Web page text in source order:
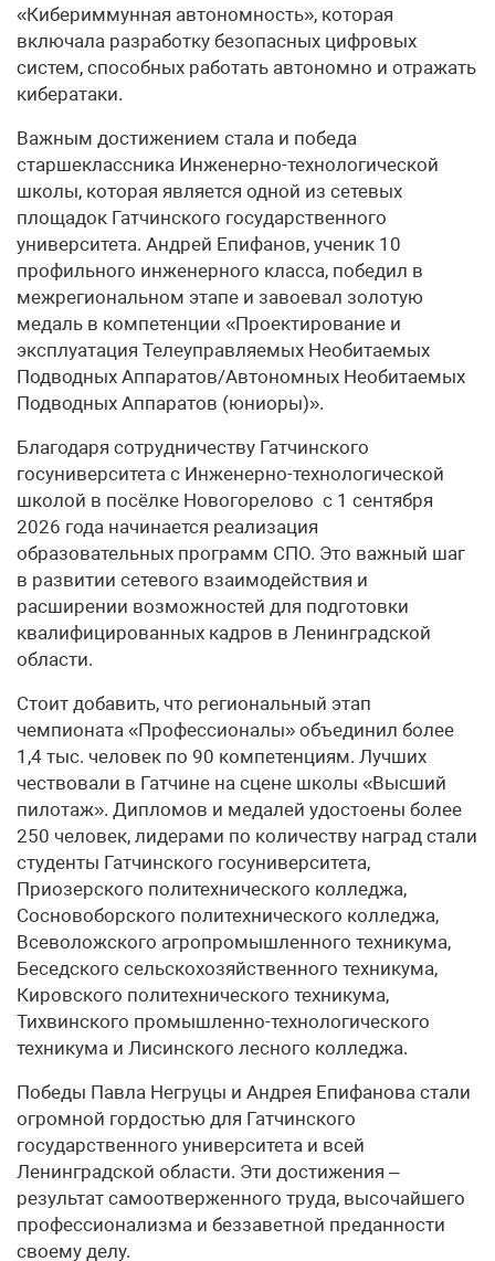
«Кибериммунная автономность», которая
включала разработку безопасных цифровых
систем, способных работать автономно и отражать
кибератаки.
Важным достижением стала и победа
старшеклассника Инженерно-технологической
школы, которая является одной из сетевых
площадок Гатчинского государственного
университета. Андрей Епифанов, ученик 10
профильного инженерного класса, победил в
межрегиональном этапе и завоевал золотую
медаль в компетенции «Проектирование и
эксплуатация Телеуправляемых Необитаемых
Подводных Аппаратов/Автономных Необитаемых
Подводных Аппаратов (юниоры)».
Благодаря сотрудничеству Гатчинского
госуниверситета с Инженерно-технологической
школой в посёлке Новогорелово с 1 сентября
2026 года начинается реализация
образовательных программ СПО. Это важный шаг
в развитии сетевого взаимодействия и
расширении возможностей для подготовки
квалифицированных кадров в Ленинградской
области.
Стоит добавить, что региональный этап
чемпионата «Профессионалы» объединил более
1,4 тыс. человек по 90 компетенциям. Лучших
чествовали в Гатчине на сцене школы «Высший
пилотаж». Дипломов и медалей удостоены более
250 человек, лидерами по количеству наград стали
студенты Гатчинского госуниверситета,
Приозерского политехнического колледжа,
Сосновоборского политехнического колледжа,
Всеволожского агропромышленного техникума,
Беседского сельскохозяйственного техникума,
Кировского политехнического техникума,
Тихвинского промышленно-технологического
техникума и Лисинского лесного колледжа.
Победы Павла Негруцы и Андрея Епифанова стали
огромной гордостью для Гатчинского
государственного университета и всей
Ленинградской области. Эти достижения –
результат самоотверженного труда, высочайшего
профессионализма и беззаветной преданности
своему делу.